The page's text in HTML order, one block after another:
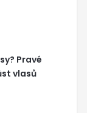
Pravé
vlasů